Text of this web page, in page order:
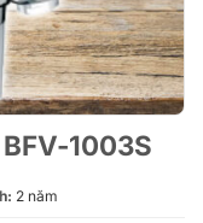
1003S
2 năm